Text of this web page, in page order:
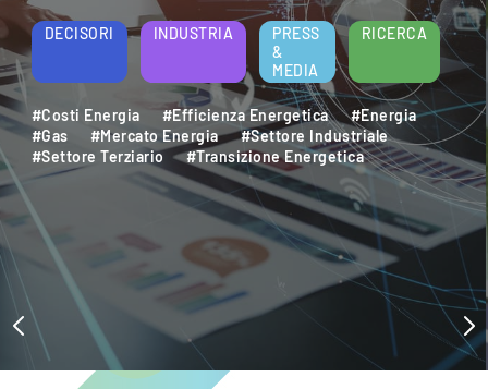
DECISORI INDUSTRIA
PRESS
&
MEDIA
RICERCA
#Costi Energia #Efficienza Energetica
#Energia
#Gas
#Mercato Energia
#Settore Industriale
#Settore Terziario
#Transizione Energetica